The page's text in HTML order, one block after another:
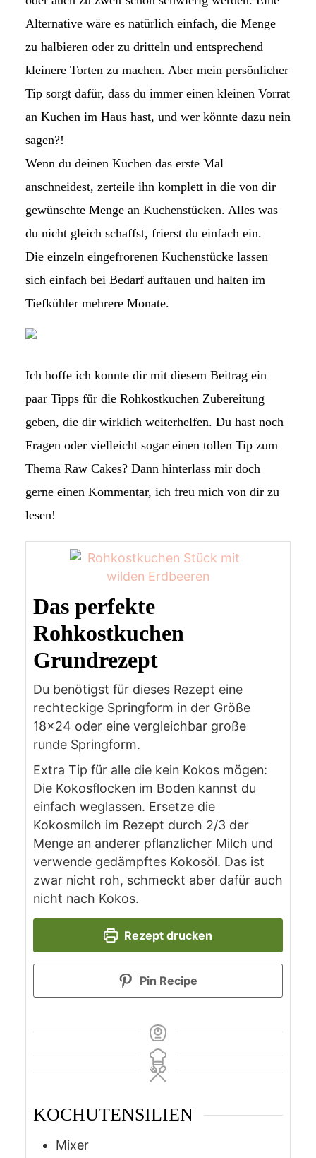
Alternative wäre es natürlich einfach, die Menge
zu halbieren oder zu dritteln und entsprechend
kleinere Torten zu machen. Aber mein persönlicher
Tip sorgt dafür, dass du immer einen kleinen Vorrat
an Kuchen im Haus hast, und wer könnte dazu nein
sagen?!
Wenn du deinen Kuchen das erste Mal
anschneidest, zerteile ihn komplett in die von dir
gewünschte Menge an Kuchenstücken. Alles was
du nicht gleich schaffst, frierst du einfach ein.
Die einzeln eingefrorenen Kuchenstücke lassen
sich einfach bei Bedarf auftauen und halten im
Tiefkühler mehrere Monate.
Ich hoffe ich konnte dir mit diesem Beitrag ein
paar Tipps für die Rohkostkuchen Zubereitung
geben, die dir wirklich weiterhelfen. Du hast noch
Fragen oder vielleicht sogar einen tollen Tip zum
Thema Raw Cakes? Dann hinterlass mir doch
gerne einen Kommentar, ich freu mich von dir zu
lesen!
Das perfekte
Rohkostkuchen
Grundrezept
Du benötigst für dieses Rezept eine
rechteckige Springform in der Größe
18x24 oder eine vergleichbar große
runde Springform.
Extra Tip für alle die kein Kokos mögen:
Die Kokosflocken im Boden kannst du
einfach weglassen. Ersetze die
Kokosmilch im Rezept durch 2/3 der
Menge an anderer pflanzlicher Milch und
verwende gedämpftes Kokosöl. Das ist
zwar nicht roh, schmeckt aber dafür auch
nicht nach Kokos.
Rezept drucken
Pin Recipe
KOCHUTENSILIEN
Mixer